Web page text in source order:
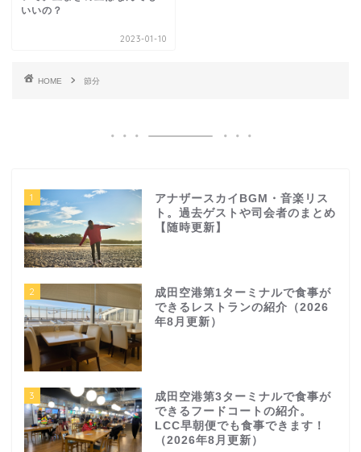
いいの？
2023-01-10
HOME 節分
1
アナザースカイBGM・音楽リス
ト。過去ゲストや司会者のまとめ
【随時更新】
2
成田空港第1ターミナルで食事が
できるレストランの紹介（2026
年8月更新）
3
成田空港第3ターミナルで食事が
できるフードコートの紹介。
LCC早朝便でも食事できます！
（2026年8月更新）